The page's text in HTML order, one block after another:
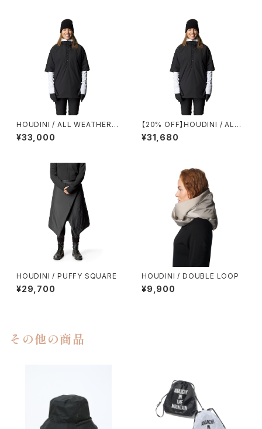
HOUDINI / ALL WEATHER T
-NECK
¥33,000
【20% OFF】HOUDINI / ALL
WEATHER T-NECK
¥31,680
HOUDINI / PUFFY SQUARE
¥29,700
HOUDINI / DOUBLE LOOP
¥9,900
その他の商品